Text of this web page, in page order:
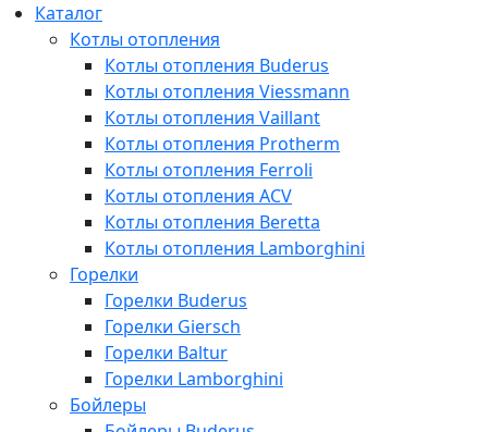
Каталог
Котлы отопления
Котлы отопления Buderus
Котлы отопления Viessmann
Котлы отопления Vaillant
Котлы отопления Protherm
Котлы отопления Ferroli
Котлы отопления ACV
Котлы отопления Beretta
Котлы отопления Lamborghini
Горелки
Горелки Buderus
Горелки Giersch
Горелки Baltur
Горелки Lamborghini
Бойлеры